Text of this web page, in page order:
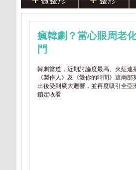
瘋韓劇？當心眼周老
門
韓劇當道，近期討論度最高、火紅連
《製作人》及《愛你的時間》這兩部
出後受到廣大迴響，並再度吸引全亞
鎖定收看